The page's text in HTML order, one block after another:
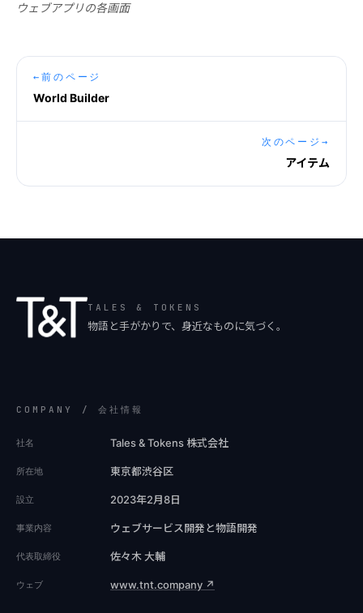
ウェブアプリの各画面
←前のページ
World Builder
次のページ→
アイテム
TALES & TOKENS
物語と手がかりで、身近なものに気づく。
COMPANY / 会社情報
社名 Tales & Tokens 株式会社
所在地 東京都渋谷区
設立 2023年2月8日
事業内容 ウェブサービス開発と物語開発
代表取締役 佐々木 大輔
ウェブ www.tnt.company ↗